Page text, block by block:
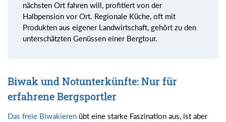
nächsten Ort fahren will, profitiert von der
Halbpension vor Ort. Regionale Küche, oft mit
Produkten aus eigener Landwirtschaft, gehört zu den
unterschätzten Genüssen einer Bergtour.
Biwak und Notunterkünfte: Nur für
erfahrene Bergsportler
Das freie Biwakieren übt eine starke Faszination aus, ist aber